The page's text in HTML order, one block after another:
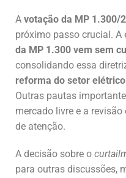
A votação da MP 1.300/
próximo passo crucial. A
da MP 1.300 vem sem
consolidando essa
reforma do setor elétrico
Outras pautas
mercado livre e a
de atenção.
A decisão sobre o
para outras discussões,